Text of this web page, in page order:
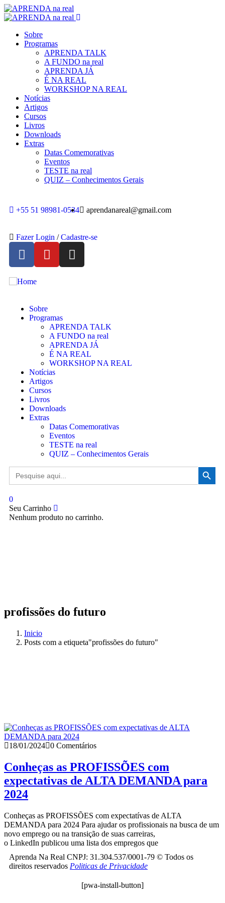
Sobre
Programas
APRENDA TALK
A FUNDO na real
APRENDA JÁ
É NA REAL
WORKSHOP NA REAL
Notícias
Artigos
Cursos
Livros
Downloads
Extras
Datas Comemorativas
Eventos
TESTE na real
QUIZ – Conhecimentos Gerais
+55 51 98981-0534 aprendanareal@gmail.com
Fazer Login / Cadastre-se
Sobre
Programas
APRENDA TALK
A FUNDO na real
APRENDA JÁ
É NA REAL
WORKSHOP NA REAL
Notícias
Artigos
Cursos
Livros
Downloads
Extras
Datas Comemorativas
Eventos
TESTE na real
QUIZ – Conhecimentos Gerais
Search
for:
Search Button
0
Seu Carrinho
Nenhum produto no carrinho.
profissões do futuro
Inicio
Posts com a etiqueta"profissões do futuro"
18/01/2024 0 Comentários
Conheças as PROFISSÕES com
expectativas de ALTA DEMANDA para
2024
Conheças as PROFISSÕES com expectatívas de ALTA
DEMANDA para 2024 Para ajudar os profissionais na busca de um
novo emprego ou na transição de suas carreiras,
o LinkedIn publicou uma lista dos empregos que
Aprenda Na Real CNPJ: 31.304.537/0001-79 © Todos os
direitos reservados Politicas de Privacidade
[pwa-install-button]